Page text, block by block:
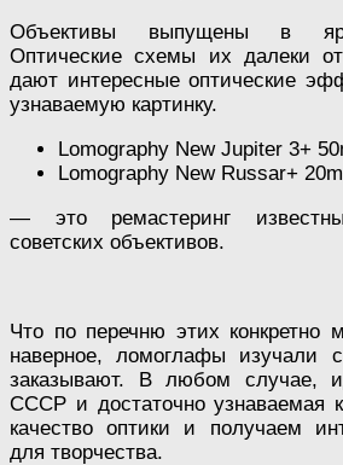
Объективы выпущены в
Оптические схемы их далеки
дают интересные оптические
узнаваемую картинку.
Lomography New Jupiter 3+
Lomography New Russar+
— это ремастеринг
советских объективов.
Что по перечню этих конкретно
наверное, ломоглафы изучали
заказывают. В любом случае,
СССР и достаточно узнаваемая
качество оптики и получаем
для творчества.